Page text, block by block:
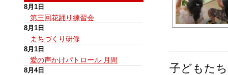
8月1日
第三回花踊り練習会
8月1日
まちづくり研修
8月1日
愛の声かけパトロール 月間
8月4日
子どもた